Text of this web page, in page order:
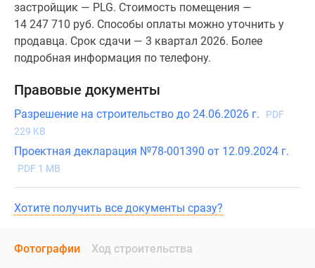
застройщик — PLG. Стоимость помещения —
14 247 710 руб. Способы оплаты можно уточнить у
продавца. Срок сдачи — 3 квартал 2026. Более
подробная информация по телефону.
Правовые документы
Разрешение на строительство до 24.06.2026 г.
PDF
229 KB
Проектная декларация №78-001390 от 12.09.2024 г.
PDF 1 MB
Хотите получить все документы сразу?
Фотографии Ход строительства